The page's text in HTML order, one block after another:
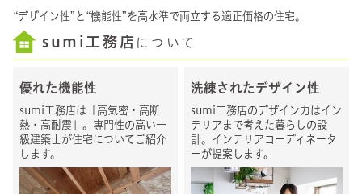
“デザイン性”と“機能性”を高水準で両立する適正価格の住宅。
sumi工務店 について
優れた機能性
sumi工務店は「高気密・高断
熱・高耐震」。専門性の高い一
級建築士が住宅についてご紹介
します。
洗練されたデザイン性
sumi工務店のデザイン力はイン
テリアまで考えた暮らしの設
計。インテリアコーディネータ
ーが提案します。